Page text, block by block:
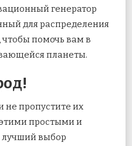
генератор
для распределения
чтобы помочь вам в
планеты.
не пропустите их
простыми и
лучший выбор